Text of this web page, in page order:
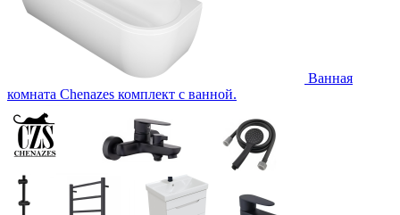
Ванная
комната Chenazes комплект с ванной.